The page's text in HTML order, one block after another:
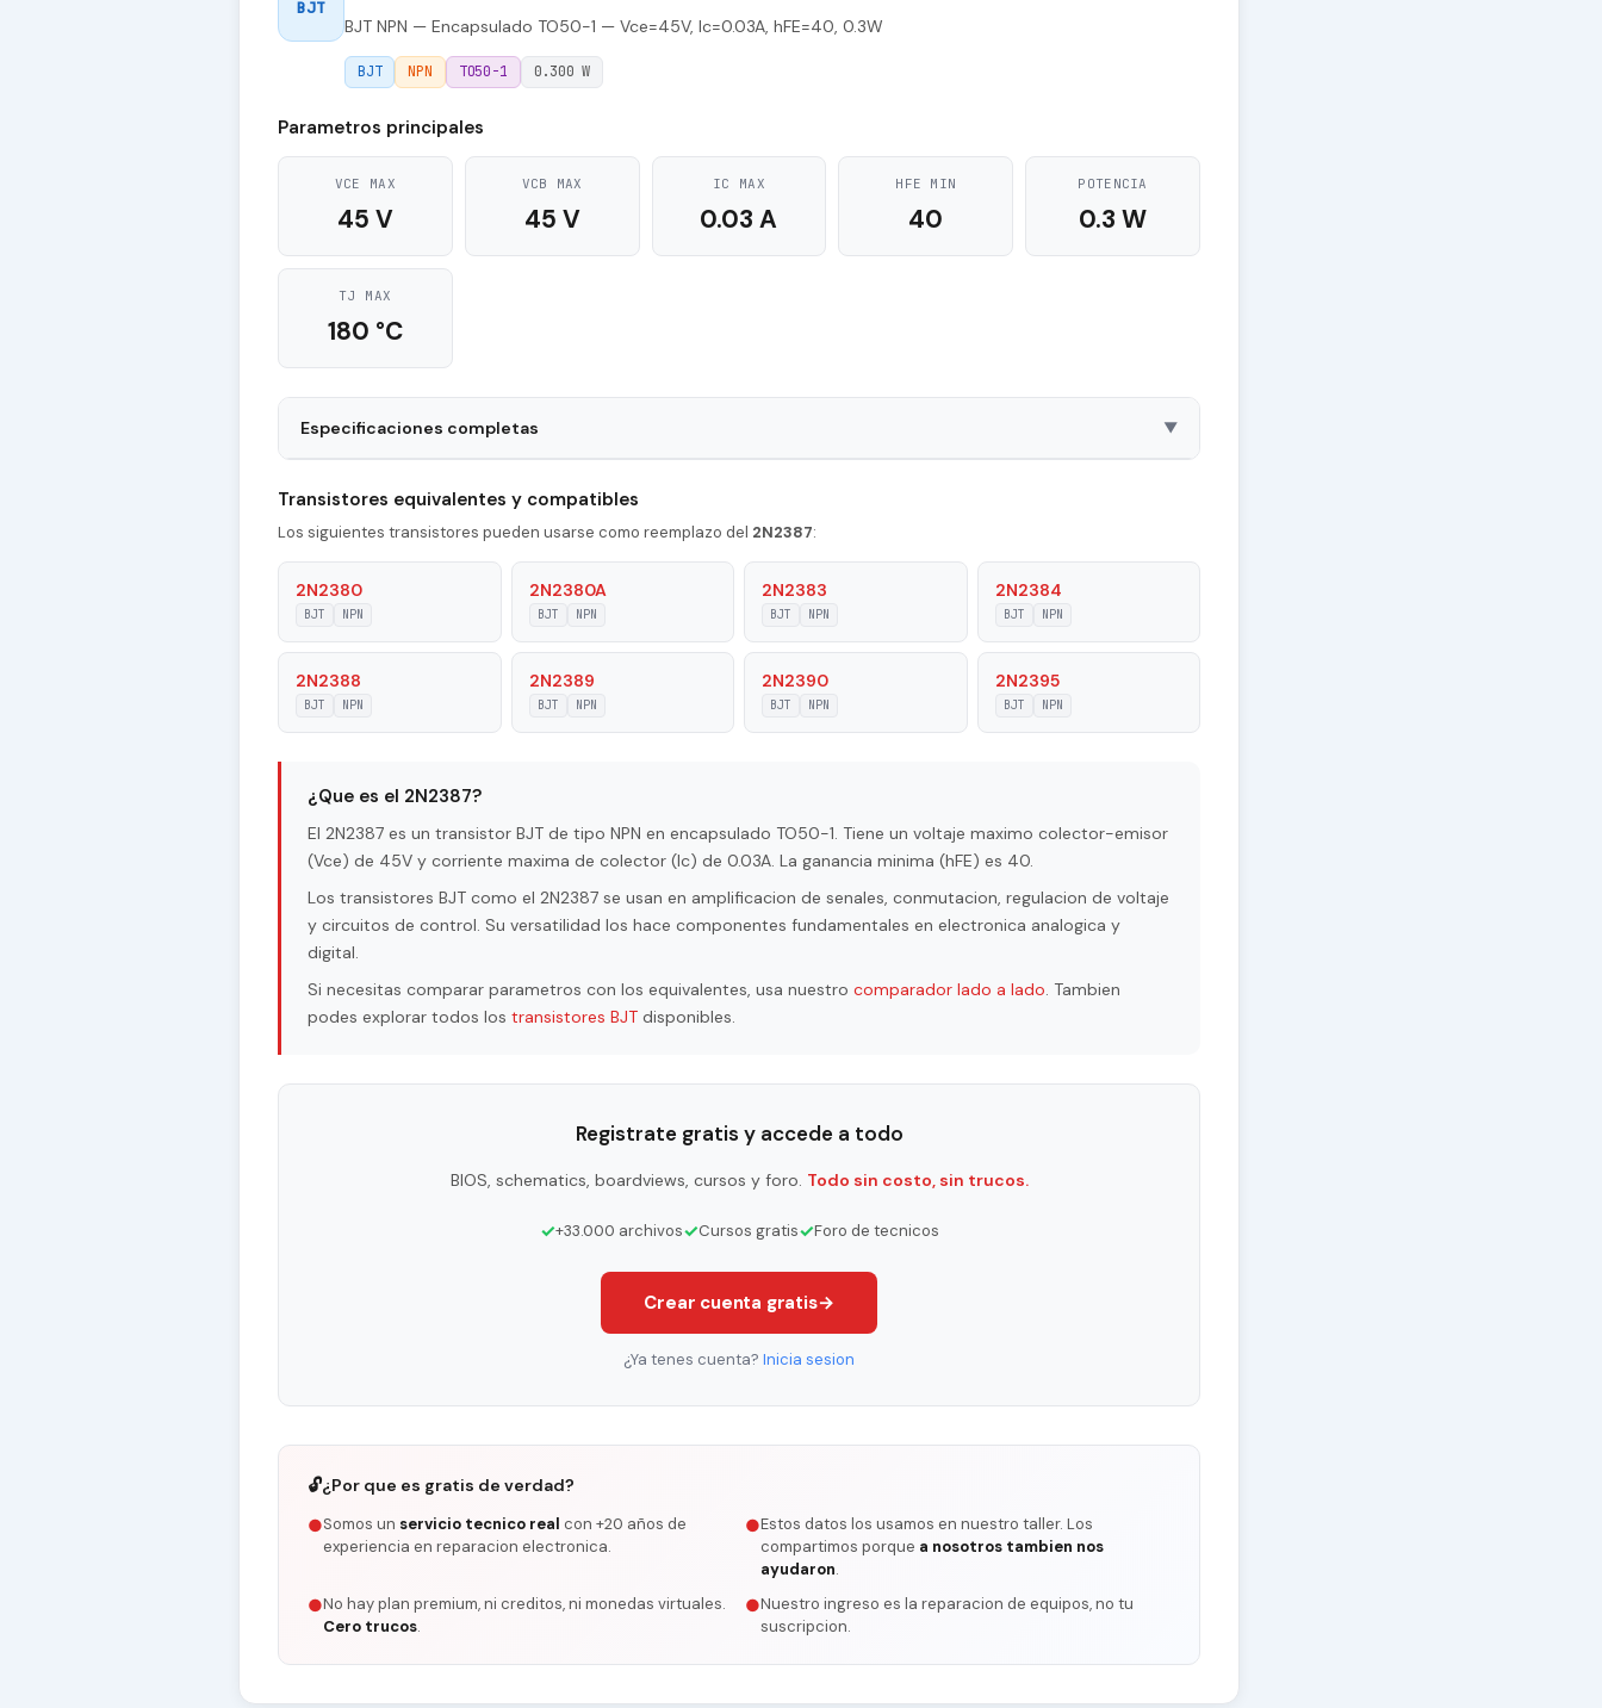
BJT
BJT NPN — Encapsulado TO50-1 — Vce=45V, Ic=0.03A, hFE=40, 0.3W
BJT NPN TO50-1 0.300 W
Parametros principales
VCE MAX
45 V
VCB MAX
45 V
IC MAX
0.03 A
HFE MIN
40
POTENCIA
0.3 W
TJ MAX
180 °C
Especificaciones completas ▼
Polarity NPN
Collector Capacitance (Cc)
Maximum Collector Current |Ic max| 0.03 A
Maximum Collector-Base Voltage |Vcb| 45 V
Maximum Collector-Emitter Voltage |Vce| 45 V
Max. Operating Junction Temperature (Tj) 180 °C
Forward Current Transfer Ratio (hFE), MIN 40
Transistores equivalentes y compatibles
Los siguientes transistores pueden usarse como reemplazo del 2N2387:
2N2380
BJT NPN
2N2380A
BJT NPN
2N2383
BJT NPN
2N2384
BJT NPN
2N2388
BJT NPN
2N2389
BJT NPN
2N2390
BJT NPN
2N2395
BJT NPN
¿Que es el 2N2387?
El 2N2387 es un transistor BJT de tipo NPN en encapsulado TO50-1. Tiene un voltaje maximo colector-emisor
(Vce) de 45V y corriente maxima de colector (Ic) de 0.03A. La ganancia minima (hFE) es 40.
Los transistores BJT como el 2N2387 se usan en amplificacion de senales, conmutacion, regulacion de voltaje
y circuitos de control. Su versatilidad los hace componentes fundamentales en electronica analogica y
digital.
Si necesitas comparar parametros con los equivalentes, usa nuestro comparador lado a lado. Tambien
podes explorar todos los transistores BJT disponibles.
Registrate gratis y accede a todo
BIOS, schematics, boardviews, cursos y foro. Todo sin costo, sin trucos.
✓+33.000 archivos✓Cursos gratis✓Foro de tecnicos
Crear cuenta gratis→
¿Ya tenes cuenta? Inicia sesion
🔓¿Por que es gratis de verdad?
●Somos un servicio tecnico real con +20 años de
experiencia en reparacion electronica.
●Estos datos los usamos en nuestro taller. Los
compartimos porque a nosotros tambien nos
ayudaron.
●No hay plan premium, ni creditos, ni monedas virtuales.
Cero trucos.
●Nuestro ingreso es la reparacion de equipos, no tu
suscripcion.